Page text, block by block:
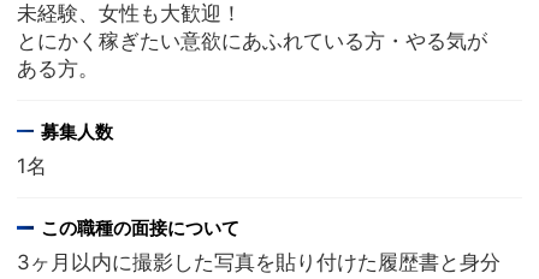
未経験、女性も大歓迎！
とにかく稼ぎたい意欲にあふれている方・やる気が
ある方。
募集人数
1名
この職種の面接について
3ヶ月以内に撮影した写真を貼り付けた履歴書と身分